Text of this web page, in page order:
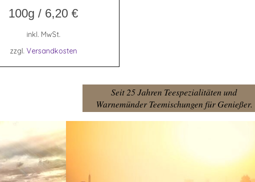
100g / 6,20€
inkl. MwSt.
zzgl. Versandkosten
Seit 25 Jahren Teespezialitäten und
Warnemünder Teemischungen für Genießer.